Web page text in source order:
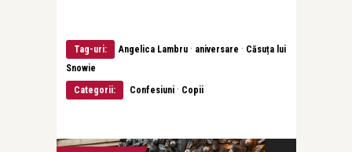
Tag-uri: Angelica Lambru · aniversare · Căsuța lui
Snowie
Categorii:
Confesiuni · Copii